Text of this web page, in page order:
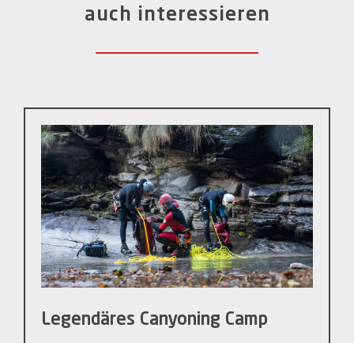
auch interessieren
Legendäres Canyoning Camp